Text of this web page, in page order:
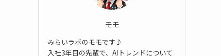
モモ
みらいラボのモモです♪
入社3年目の先輩で、AIトレンドについて